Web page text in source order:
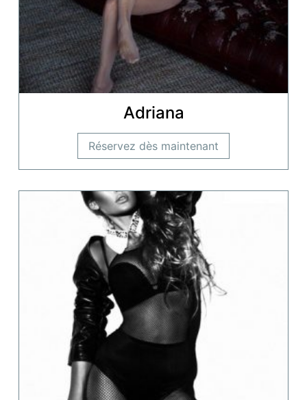
Adriana
Réservez dès maintenant